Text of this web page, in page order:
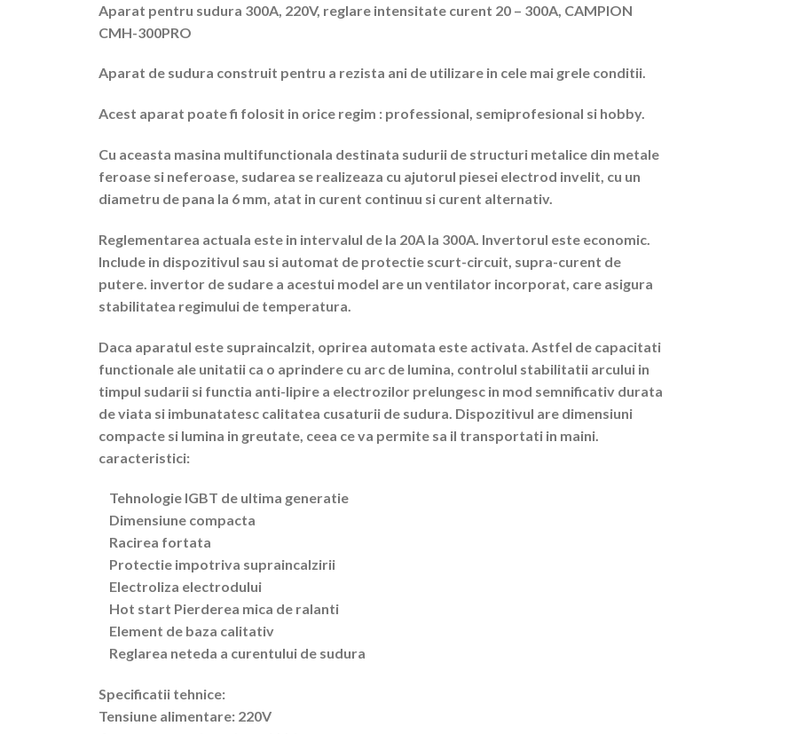
Aparat pentru sudura 300A, 220V, reglare intensitate curent 20 – 300A, CAMPION
CMH-300PRO
Aparat de sudura construit pentru a rezista ani de utilizare in cele mai grele conditii.
Acest aparat poate fi folosit in orice regim : professional, semiprofesional si hobby.
Cu aceasta masina multifunctionala destinata sudurii de structuri metalice din metale
feroase si neferoase, sudarea se realizeaza cu ajutorul piesei electrod invelit, cu un
diametru de pana la 6 mm, atat in ​​curent continuu si curent alternativ.
Reglementarea actuala este in intervalul de la 20A la 300A. Invertorul este economic.
Include in dispozitivul sau si automat de protectie scurt-circuit, supra-curent de
putere. invertor de sudare a acestui model are un ventilator incorporat, care asigura
stabilitatea regimului de temperatura.
Daca aparatul este supraincalzit, oprirea automata este activata. Astfel de capacitati
functionale ale unitatii ca o aprindere cu arc de lumina, controlul stabilitatii arcului in
timpul sudarii si functia anti-lipire a electrozilor prelungesc in mod semnificativ durata
de viata si imbunatatesc calitatea cusaturii de sudura. Dispozitivul are dimensiuni
compacte si lumina in greutate, ceea ce va permite sa il transportati in maini.
caracteristici:
Tehnologie IGBT de ultima generatie
Dimensiune compacta
Racirea fortata
Protectie impotriva supraincalzirii
Electroliza electrodului
Hot start Pierderea mica de ralanti
Element de baza calitativ
Reglarea neteda a curentului de sudura
Specificatii tehnice:
Tensiune alimentare: 220V